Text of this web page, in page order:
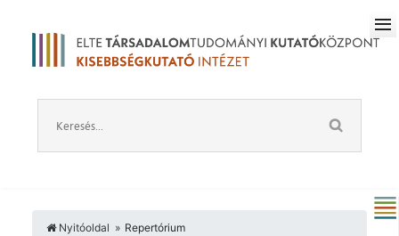
Nyitóoldal Repertórium